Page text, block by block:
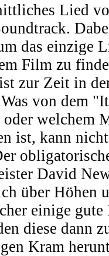
Lied
das einzige
Film zu
zur Zeit in
Was von dem
welchem
ist, kann
David
über Höhen
einige
diese dann
Kram